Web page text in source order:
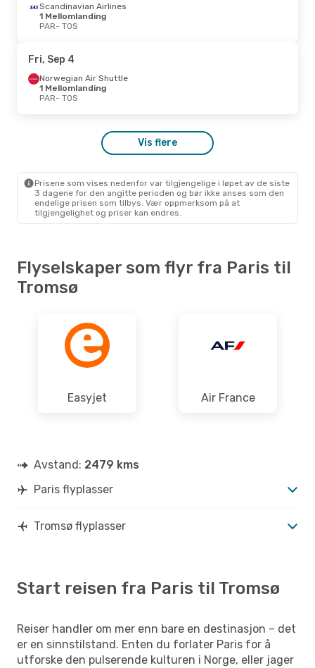
Scandinavian Airlines
1 Mellomlanding
PAR- TOS
Fri, Sep 4
Norwegian Air Shuttle
1 Mellomlanding
PAR- TOS
Vis flere
Prisene som vises nedenfor var tilgjengelige i løpet av de siste
3 dagene for den angitte perioden og bør ikke anses som den
endelige prisen som tilbys. Vær oppmerksom på at
tilgjengelighet og priser kan endres.
Flyselskaper som flyr fra Paris til
Tromsø
Easyjet Air France
Avstand: 2479 kms
Paris flyplasser
Tromsø flyplasser
Start reisen fra Paris til Tromsø
Reiser handler om mer enn bare en destinasjon – det
er en sinnstilstand. Enten du forlater Paris for å
utforske den pulserende kulturen i Norge, eller jager